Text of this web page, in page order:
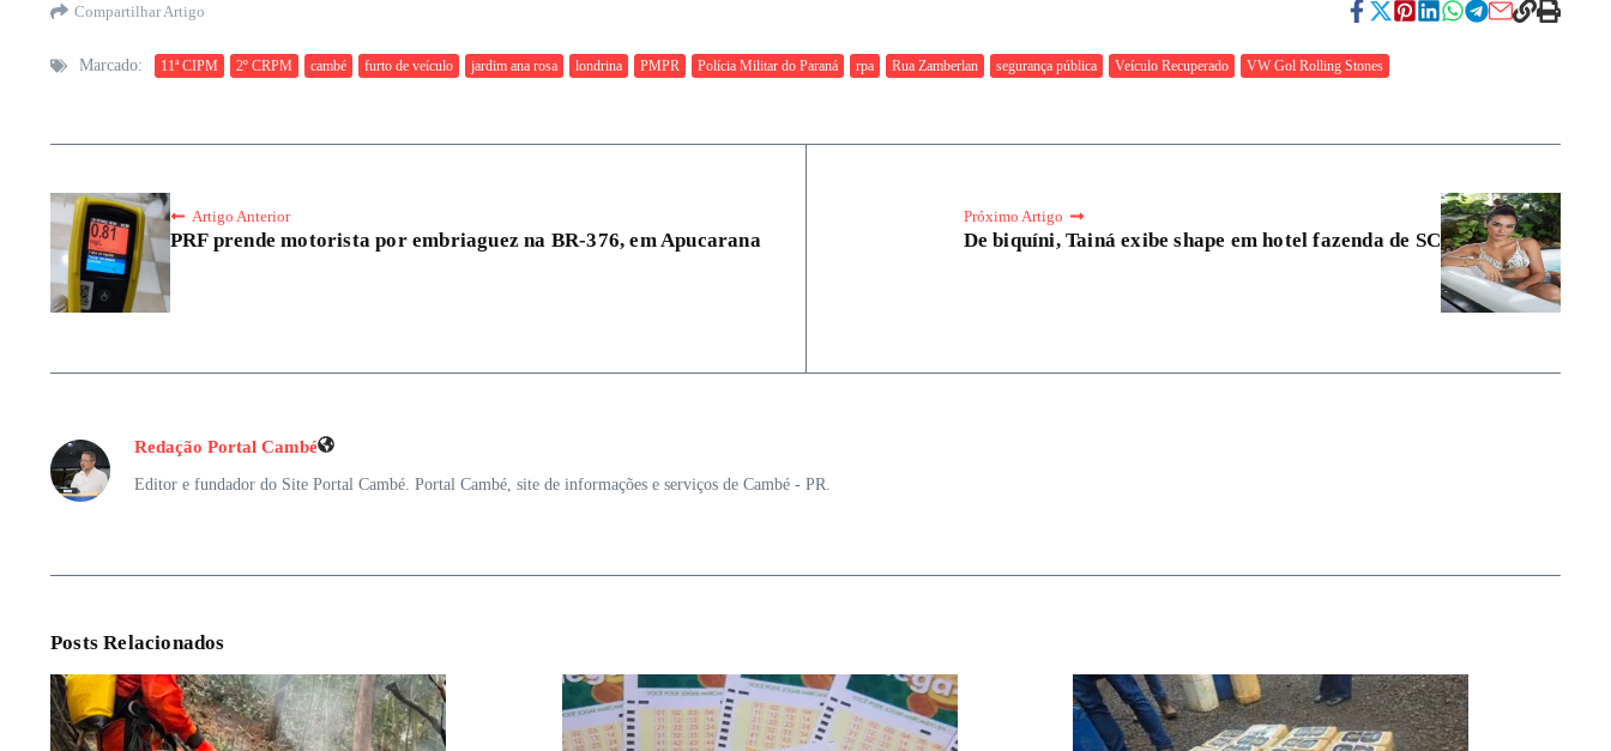
Compartilhar Artigo
Marcado: 11ª CIPM 2º CRPM cambé furto de veículo jardim ana rosa londrina PMPR Polícia Militar do Paraná rpa Rua Zamberlan segurança pública Veículo Recuperado VW Gol Rolling Stones
Artigo Anterior
PRF prende motorista por embriaguez na BR-376, em Apucarana
Próximo Artigo
De biquíni, Tainá exibe shape em hotel fazenda de SC
Redação Portal Cambé
Editor e fundador do Site Portal Cambé. Portal Cambé, site de informações e serviços de Cambé - PR.
Posts Relacionados